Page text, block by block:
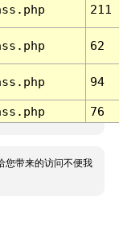
211
62
94
76
您带来的访问不便我